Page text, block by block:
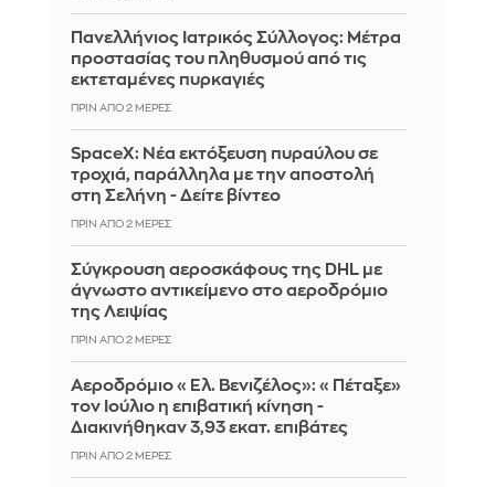
Πανελλήνιος Ιατρικός Σύλλογος: Μέτρα
προστασίας του πληθυσμού από τις
εκτεταμένες πυρκαγιές
ΠΡΙΝ ΑΠΌ 2 ΜΈΡΕΣ
SpaceX: Νέα εκτόξευση πυραύλου σε
τροχιά, παράλληλα με την αποστολή
στη Σελήνη - Δείτε βίντεο
ΠΡΙΝ ΑΠΌ 2 ΜΈΡΕΣ
Σύγκρουση αεροσκάφους της DHL με
άγνωστο αντικείμενο στο αεροδρόμιο
της Λειψίας
ΠΡΙΝ ΑΠΌ 2 ΜΈΡΕΣ
Αεροδρόμιο «Ελ. Βενιζέλος»: «Πέταξε»
τον Ιούλιο η επιβατική κίνηση -
Διακινήθηκαν 3,93 εκατ. επιβάτες
ΠΡΙΝ ΑΠΌ 2 ΜΈΡΕΣ